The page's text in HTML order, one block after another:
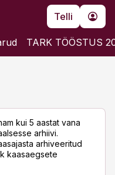
Telli
TARK TÖÖSTUS
kui 5 aastat vana
arhiivi.
arhiveeritud
kaasaegsete